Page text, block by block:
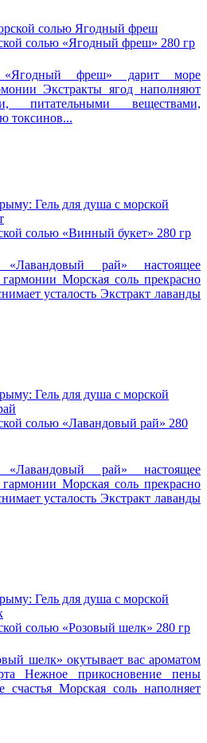
солью «Ягодный фреш» 280 гр
фреш» дарит море
Экстракты ягод наполняют
питательными веществами,
токсинов...
солью «Винный букет» 280 гр
рай» настоящее
Морская соль прекрасно
усталость Экстракт лаванды
солью «Лавандовый рай» 280
рай» настоящее
Морская соль прекрасно
усталость Экстракт лаванды
солью «Розовый шелк» 280 гр
шелк» окутывает вас ароматом
Нежное прикосновение пены
счастья Морская соль наполняет